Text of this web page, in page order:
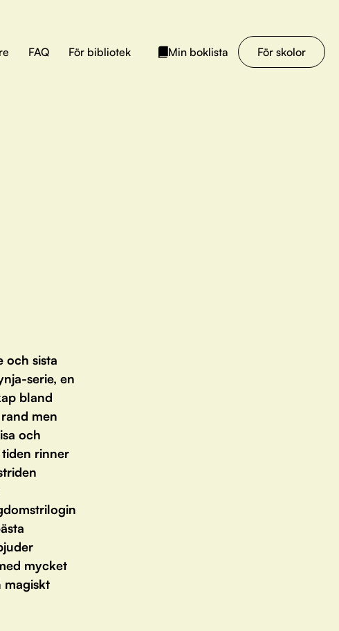
FAQ För bibliotek Min boklista För skolor
och sista
serie, en
bland
men
och
rinner
mycket
magiskt